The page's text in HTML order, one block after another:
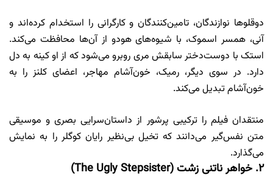
دوقلوها نوازندگان، تامین‌کنندگان و کارگرانی را استخدام کرده‌اند و
آنی، همسر اسموک، با شیوه‌های هودو از آن‌ها محافظت می‌کند.
استک با دوست‌دختر سابقش مری روبرو می‌شود که از او کینه به دل
دارد. در سوی دیگر، رمیک، خون‌آشام مهاجر، اعضای کلنز را به
خون‌آشام تبدیل می‌کند.
منتقدان فیلم را ترکیبی پرشور از داستان‌سرایی بصری و موسیقی
متن نفس‌گیر می‌دانند که تخیل بی‌نظیر رایان کوگلر را به نمایش
می‌گذارد.
۲. خواهر ناتنی زشت (The Ugly Stepsister)